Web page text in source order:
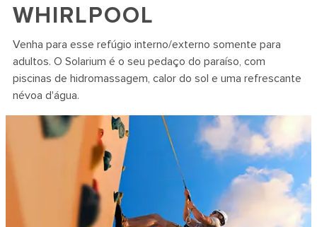
WHIRLPOOL
Venha para esse refúgio interno/externo somente para
adultos. O Solarium é o seu pedaço do paraíso, com
piscinas de hidromassagem, calor do sol e uma refrescante
névoa d'água.